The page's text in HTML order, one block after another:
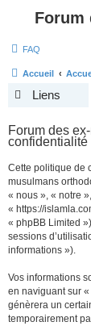
Forum
FAQ
Accueil
Liens
Forum des
confidentialité
Cette politique de
musulmans
« nous », « notre
« https://
« phpBB Limited
sessions
informations »).
Vos informations
en naviguant sur
génèrera un
temporairement